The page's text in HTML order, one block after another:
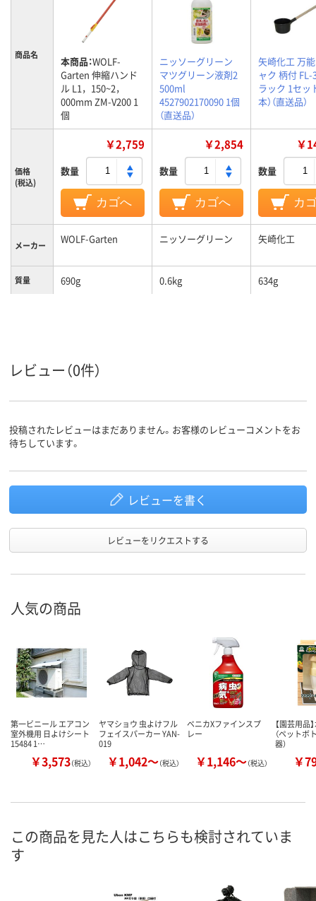
商品名 本商品：WOLF-
Garten 伸縮ハンド
ル L1，150~2，
000mm ZM-V200 1
個
ニッソーグリーン
マツグリーン液剤2
500ml
4527902170090 1個
（直送品）
矢崎化工 万
ャク 柄付 FL-
ラック 1セッ
本）（直送品）
価格
(税込)
￥2,759
数量
カゴへ
￥2,854
数量
カゴへ
￥
数量
カ
メーカー WOLF-Garten ニッソーグリーン 矢崎化工
質量 690g 0.6kg 634g
レビュー（0件）
投稿されたレビューはまだありません。お客様のレビューコメントをお
待ちしています。
レビューを書く
レビューをリクエストする
人気の商品
第一ビニール エアコン
室外機用 日よけシート
15484 1…
￥3,573（税込）
ヤマショウ 虫よけフル
フェイスパーカー YAN-
019
￥1,042～（税込）
ベニカXファインスプ
レー
￥1,146～（税込）
【園芸用品
（ペットボ
器）
￥
この商品を見た人はこちらも検討されていま
す